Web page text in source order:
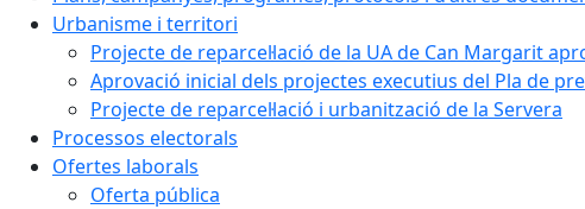
Urbanisme i territori
Projecte de reparcel·lació de la UA de Can Margarit
Aprovació inicial dels projectes executius del Pla de
Projecte de reparcel·lació i urbanització de la Servera
Processos electorals
Ofertes laborals
Oferta pública